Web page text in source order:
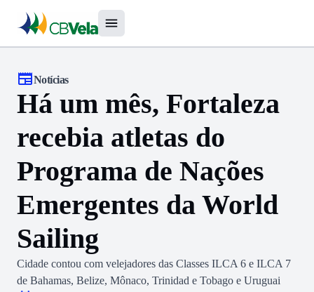
Notícias
Há um mês, Fortaleza
recebia atletas do
Programa de Nações
Emergentes da World
Sailing
Cidade contou com velejadores das Classes ILCA 6 e ILCA 7
de Bahamas, Belize, Mônaco, Trinidad e Tobago e Uruguai